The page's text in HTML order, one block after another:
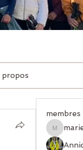
propos
membres